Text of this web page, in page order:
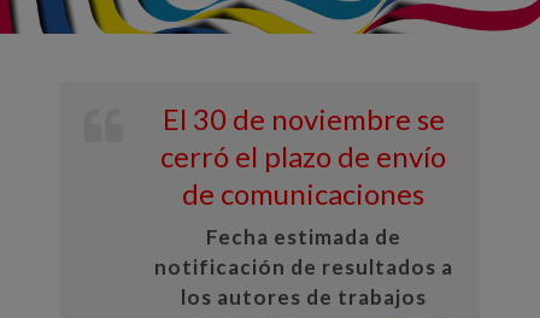
El 30 de noviembre se
cerró el plazo de envío
de comunicaciones
Fecha estimada de
notificación de resultados a
los autores de trabajos